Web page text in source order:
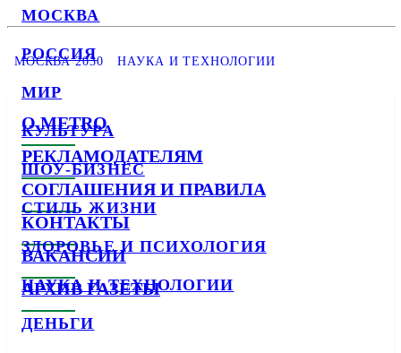
МОСКВА
РОССИЯ
МИР
КУЛЬТУРА
ШОУ-БИЗНЕС
СТИЛЬ ЖИЗНИ
ЗДОРОВЬЕ И ПСИХОЛОГИЯ
НАУКА И ТЕХНОЛОГИИ
ДЕНЬГИ
МОСКВА 2030 НАУКА И ТЕХНОЛОГИИ
О METRO
РЕКЛАМОДАТЕЛЯМ
СОГЛАШЕНИЯ И ПРАВИЛА
КОНТАКТЫ
ВАКАНСИИ
АРХИВ ГАЗЕТЫ